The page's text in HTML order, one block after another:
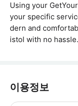
Using your
your specific
dern and
istol with no hassle.
이용정보